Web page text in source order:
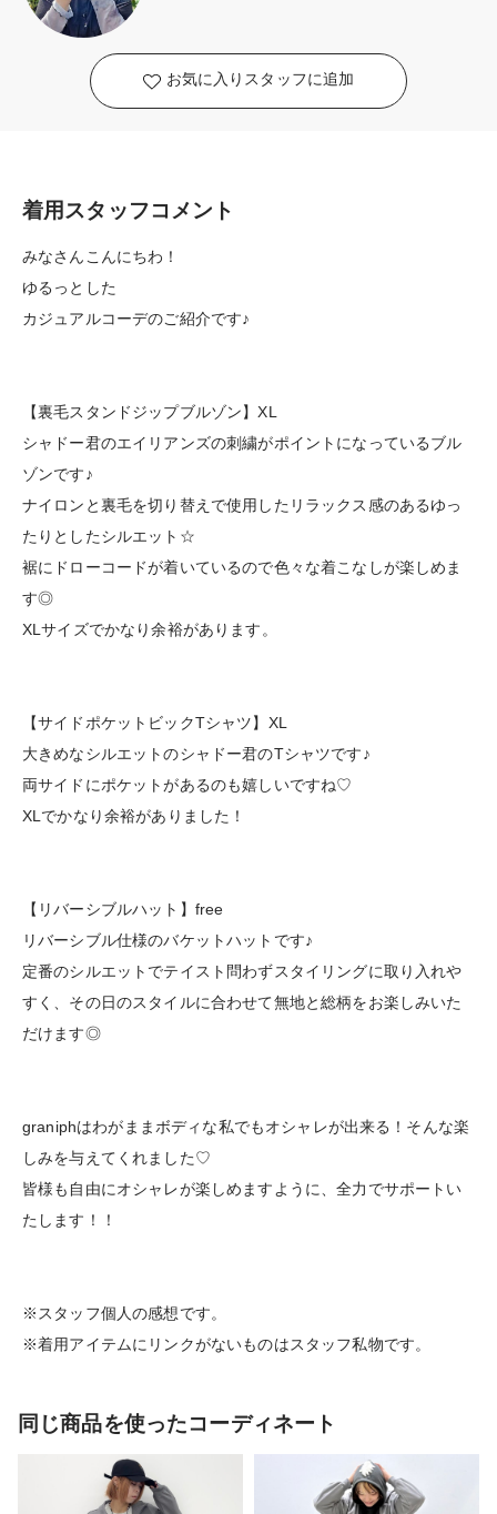
お気に入りスタッフに追加
着用スタッフコメント
みなさんこんにちわ！
ゆるっとした
カジュアルコーデのご紹介です♪
【裏毛スタンドジップブルゾン】XL
シャドー君のエイリアンズの刺繍がポイントになっているブル
ゾンです♪
ナイロンと裏毛を切り替えで使用したリラックス感のあるゆっ
たりとしたシルエット☆
裾にドローコードが着いているので色々な着こなしが楽しめま
す◎
XLサイズでかなり余裕があります。
【サイドポケットビックTシャツ】XL
大きめなシルエットのシャドー君のTシャツです♪
両サイドにポケットがあるのも嬉しいですね♡
XLでかなり余裕がありました！
【リバーシブルハット】free
リバーシブル仕様のバケットハットです♪
定番のシルエットでテイスト問わずスタイリングに取り入れや
すく、その日のスタイルに合わせて無地と総柄をお楽しみいた
だけます◎
graniphはわがままボディな私でもオシャレが出来る！そんな楽
しみを与えてくれました♡
皆様も自由にオシャレが楽しめますように、全力でサポートい
たします！！
※スタッフ個人の感想です。
※着用アイテムにリンクがないものはスタッフ私物です。
同じ商品を使ったコーディネート